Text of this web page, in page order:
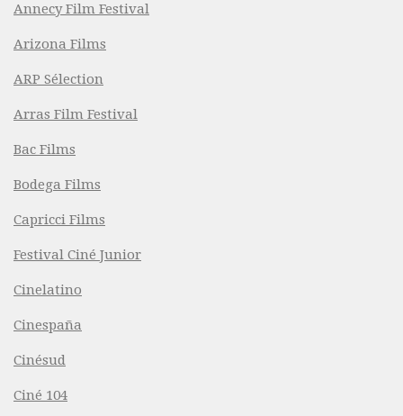
Annecy Film Festival
Arizona Films
ARP Sélection
Arras Film Festival
Bac Films
Bodega Films
Capricci Films
Festival Ciné Junior
Cinelatino
Cinespaña
Cinésud
Ciné 104